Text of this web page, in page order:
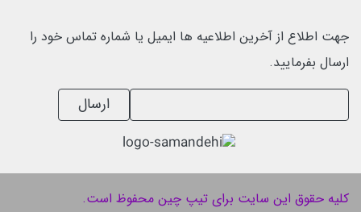
جهت اطلاع از آخرین اطلاعیه ها ایمیل یا شماره تماس خود را
ارسال بفرمایید.
ارسال
کلیه حقوق این سایت برای تیپ چین محفوظ است.